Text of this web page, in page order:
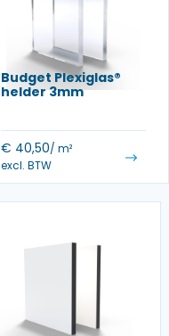
Budget Plexiglas®
helder 3mm
€ 40,50/ m²
excl. BTW